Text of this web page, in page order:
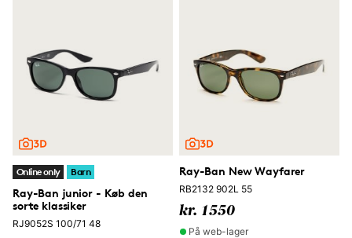
Online only Barn
Ray-Ban junior - Køb den
sorte klassiker
RJ9052S 100/71 48
Ray-Ban New Wayfarer
RB2132 902L 55
kr. 1550
På web-lager